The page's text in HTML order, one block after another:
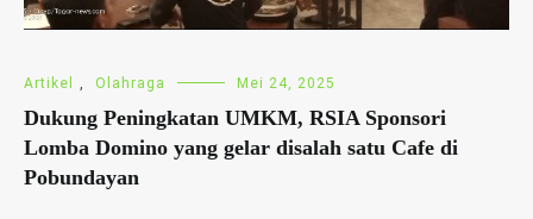
Artikel Olahraga Mei 24, 2025
Dukung Peningkatan UMKM, RSIA Sponsori
Lomba Domino yang gelar disalah satu Cafe di
Pobundayan